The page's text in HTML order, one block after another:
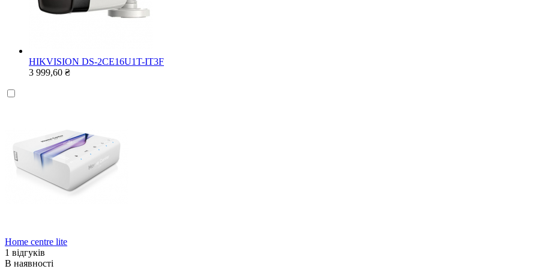
HIKVISION DS-2CE16U1T-IT3F
3 999,60 ₴
Home centre lite
1 відгуків
В наявності